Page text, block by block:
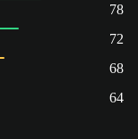
78
72
68
64